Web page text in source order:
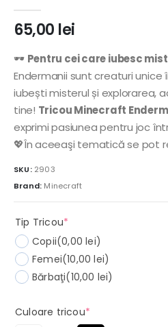
65,00 lei
🕶️ Pentru cei care iubesc
Endermanii sunt creaturi unice
iubești misterul și explorarea,
tine! Tricou Minecraft
exprimi pasiunea pentru joc
💖În aceeaşi tematică se pot
SKU: 2903
Brand: Minecraft
Tip Tricou*
Copii(0,00 lei)
Femei(10,00 lei)
Bărbaţi(10,00 lei)
Culoare tricou*(required)